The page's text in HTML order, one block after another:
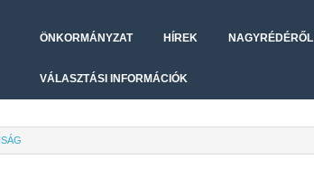
ÖNKORMÁNYZAT HÍREK NAGYRÉDÉRŐL
VÁLASZTÁSI INFORMÁCIÓK